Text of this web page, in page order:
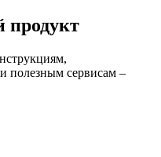
продукт
полезным сервисам –